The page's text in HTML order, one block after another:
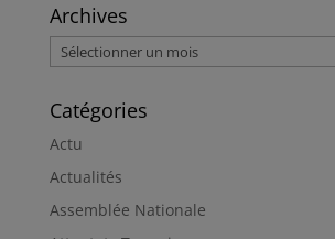
Archives
Archives
Catégories
Actu
Actualités
Assemblée Nationale